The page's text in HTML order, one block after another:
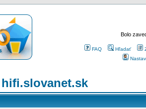
Bolo
FAQ Hľadať